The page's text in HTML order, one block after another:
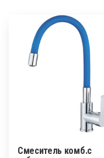
Смеситель комб.с